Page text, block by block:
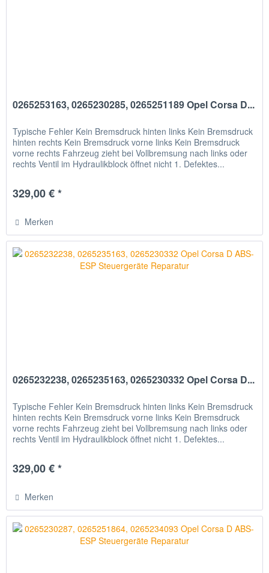
0265253163, 0265230285, 0265251189 Opel Corsa D...
Typische Fehler Kein Bremsdruck hinten links Kein Bremsdruck
hinten rechts Kein Bremsdruck vorne links Kein Bremsdruck
vorne rechts Fahrzeug zieht bei Vollbremsung nach links oder
rechts Ventil im Hydraulikblock öffnet nicht 1. Defektes...
329,00 € *
Merken
0265232238, 0265235163, 0265230332 Opel Corsa D...
Typische Fehler Kein Bremsdruck hinten links Kein Bremsdruck
hinten rechts Kein Bremsdruck vorne links Kein Bremsdruck
vorne rechts Fahrzeug zieht bei Vollbremsung nach links oder
rechts Ventil im Hydraulikblock öffnet nicht 1. Defektes...
329,00 € *
Merken